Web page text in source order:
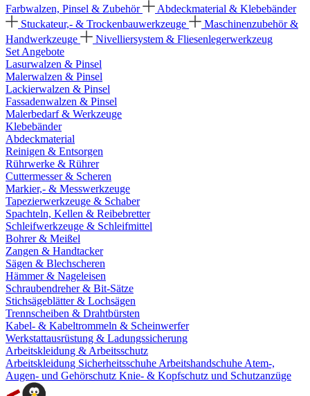
Farbwalzen, Pinsel & Zubehör
Abdeckmaterial & Klebebänder
Stuckateur,- & Trockenbauwerkzeuge
Maschinenzubehör &
Handwerkzeuge
Nivelliersystem & Fliesenlegerwerkzeug
Set Angebote
Lasurwalzen & Pinsel
Malerwalzen & Pinsel
Lackierwalzen & Pinsel
Fassadenwalzen & Pinsel
Malerbedarf & Werkzeuge
Klebebänder
Abdeckmaterial
Reinigen & Entsorgen
Rührwerke & Rührer
Cuttermesser & Scheren
Markier,- & Messwerkzeuge
Tapezierwerkzeuge & Schaber
Spachteln, Kellen & Reibebretter
Schleifwerkzeuge & Schleifmittel
Bohrer & Meißel
Zangen & Handtacker
Sägen & Blechscheren
Hämmer & Nageleisen
Schraubendreher & Bit-Sätze
Stichsägeblätter & Lochsägen
Trennscheiben & Drahtbürsten
Kabel- & Kabeltrommeln & Scheinwerfer
Werkstattausrüstung & Ladungssicherung
Arbeitskleidung & Arbeitsschutz
Arbeitskleidung Sicherheitsschuhe Arbeitshandschuhe Atem-,
Augen- und Gehörschutz Knie- & Kopfschutz und Schutzanzüge